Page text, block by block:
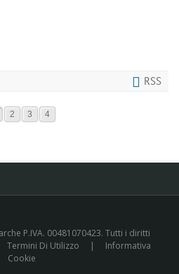
RSS
2 3 4
P.IVA. 00481070423. Tutti i diritti
Termini Di Utilizzo |
Informativa
Cookie